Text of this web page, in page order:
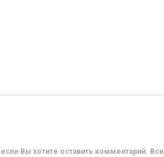
Вы хотите оставить комментарий.